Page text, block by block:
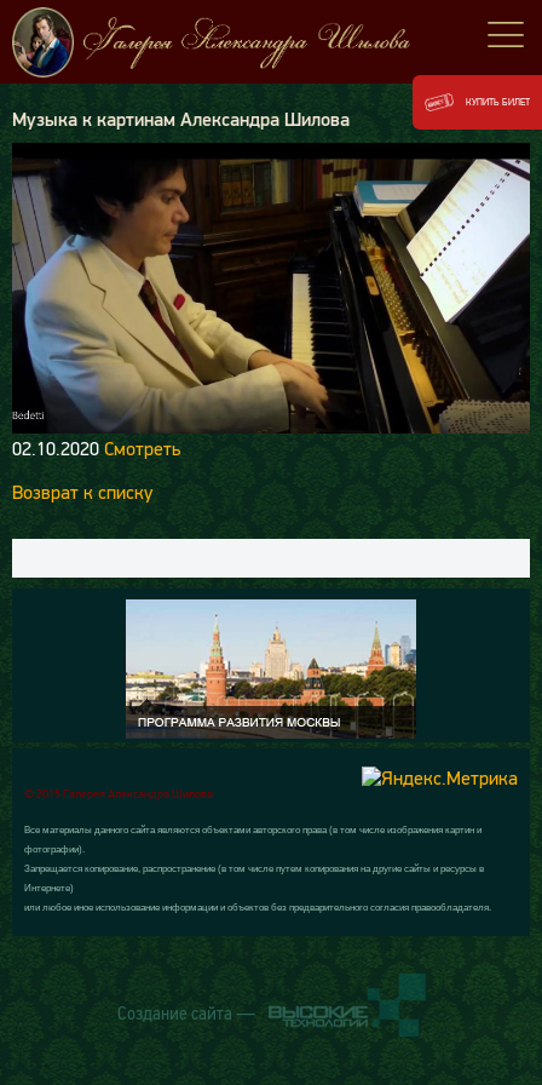
Музыка к картинам Александра Шилова
02.10.2020 Смотреть
Возврат к списку
© 2015 Галерея Александра Шилова
Все материалы данного сайта являются объектами авторского права (в том числе изображения картин и
фотографии).
Запрещается копирование, распространение (в том числе путем копирования на другие сайты и ресурсы в
Интернете)
или любое иное использование информации и объектов без предварительного согласия правообладателя.
Создание сайта —
КУПИТЬ БИЛЕТ